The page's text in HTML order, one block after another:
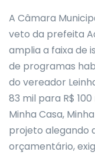
A Câmara
veto da prefeita
amplia a faixa de
de programas
do vereador
83 mil para R$
Minha Casa,
projeto alegando
orçamentário,